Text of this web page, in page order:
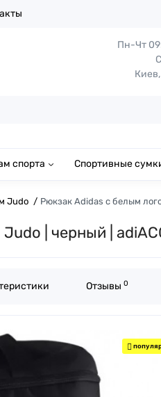
Пн-Чт
спорта Спортивные
Judo Рюкзак Adidas с белым
| черный |
Отзывы 0